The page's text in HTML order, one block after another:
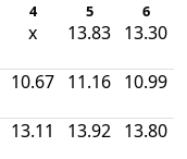
4 5 6
x 13.83 13.30
10.67 11.16 10.99
13.11 13.92 13.80